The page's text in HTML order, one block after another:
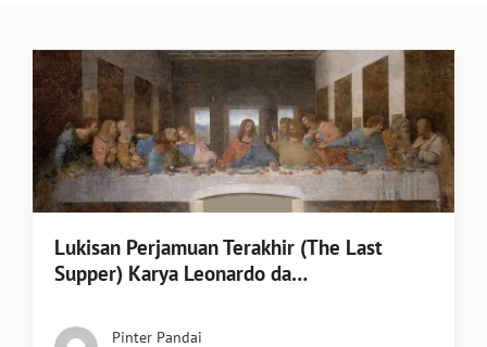
Lukisan Perjamuan Terakhir (The Last
Supper) Karya Leonardo da…
Pinter Pandai